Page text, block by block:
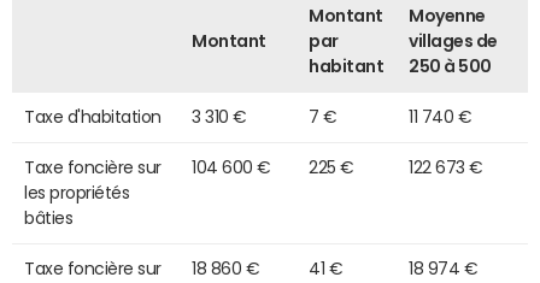
Montant
Montant
par
habitant
Moyenne
villages de
250 à 500
Taxe d'habitation 3 310 € 7 € 11 740 €
Taxe foncière sur
les propriétés
bâties
104 600 € 225 € 122 673 €
Taxe foncière sur
18 860 € 41 € 18 974 €